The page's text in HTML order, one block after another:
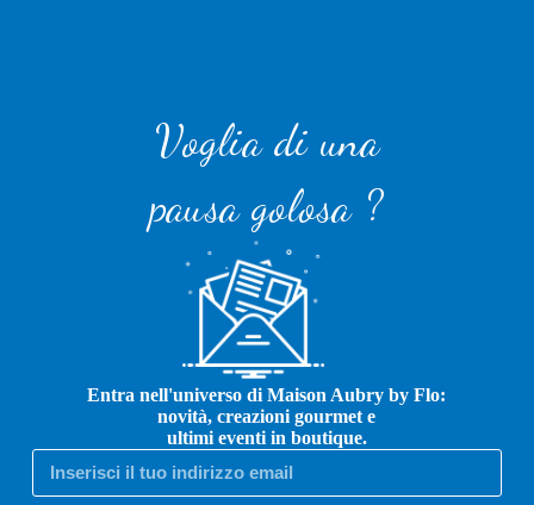
Voglia di una
pausa golosa ?
Entra nell'universo di Maison Aubry by Flo:
novità, creazioni gourmet e
ultimi eventi in boutique.